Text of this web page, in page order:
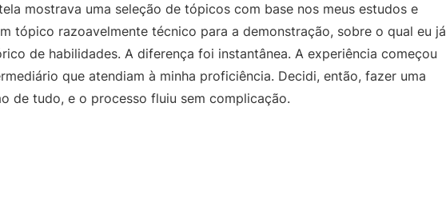
mostrava uma seleção de tópicos com base nos meus estudos e
tópico razoavelmente técnico para a demonstração, sobre o qual eu já
de habilidades. A diferença foi instantânea. A experiência começou
que atendiam à minha proficiência. Decidi, então, fazer uma
de tudo, e o processo fluiu sem complicação.